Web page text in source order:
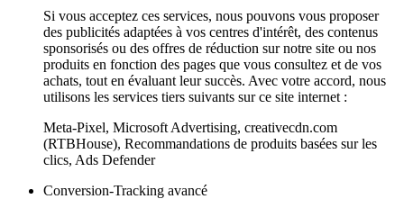
Si vous acceptez ces services, nous pouvons vous proposer
des publicités adaptées à vos centres d'intérêt, des contenus
sponsorisés ou des offres de réduction sur notre site ou nos
produits en fonction des pages que vous consultez et de vos
achats, tout en évaluant leur succès. Avec votre accord, nous
utilisons les services tiers suivants sur ce site internet :
Meta-Pixel, Microsoft Advertising, creativecdn.com
(RTBHouse), Recommandations de produits basées sur les
clics, Ads Defender
Conversion-Tracking avancé